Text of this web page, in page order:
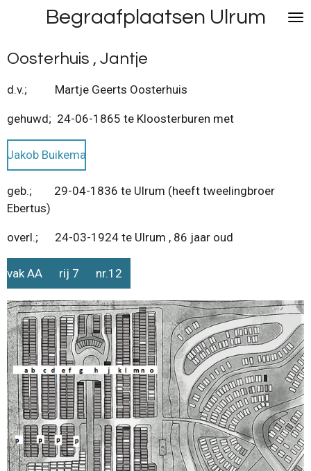
naar
de
hoofdinhoud
Begraafplaatsen Ulrum
Oosterhuis , Jantje
d.v.; Martje Geerts Oosterhuis
gehuwd; 24-06-1865 te Kloosterburen met
Jakob Buikema
geb.; 29-04-1836 te Ulrum (heeft tweelingbroer
Ebertus)
overl.; 24-03-1924 te Ulrum , 86 jaar oud
vak AA rij 7 nr.12